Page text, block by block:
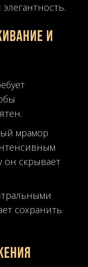
и
мрамор
он скрывает
сохранить